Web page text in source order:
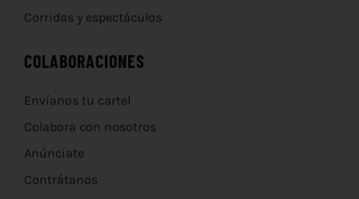
Corridas y espectáculos
COLABORACIONES
Envíanos tu cartel
Colabora con nosotros
Anúnciate
Contrátanos